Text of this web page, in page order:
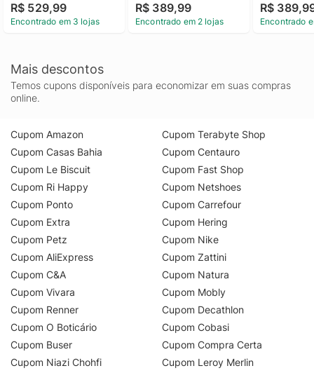
R$ 529,99
Encontrado em 3 lojas
R$ 389,99
Encontrado em 2 lojas
R$
Encontrado
Mais descontos
Temos cupons disponíveis para economizar em suas compras
online.
Cupom Amazon
Cupom Casas Bahia
Cupom Le Biscuit
Cupom Ri Happy
Cupom Ponto
Cupom Extra
Cupom Petz
Cupom AliExpress
Cupom C&A
Cupom Vivara
Cupom Renner
Cupom O Boticário
Cupom Buser
Cupom Niazi Chohfi
Cupom Terabyte Shop
Cupom Centauro
Cupom Fast Shop
Cupom Netshoes
Cupom Carrefour
Cupom Hering
Cupom Nike
Cupom Zattini
Cupom Natura
Cupom Mobly
Cupom Decathlon
Cupom Cobasi
Cupom Compra Certa
Cupom Leroy Merlin